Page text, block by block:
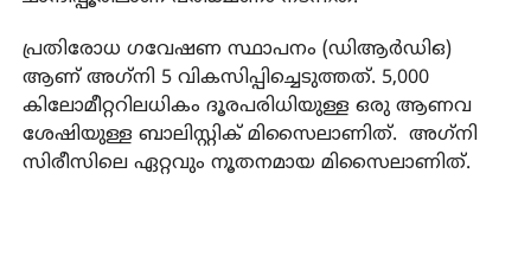
പ്രതിരോധ ഗവേഷണ സ്ഥാപനം (ഡിആര്‍ഡിഒ)
ആണ് അഗ്‌നി 5 വികസിപ്പിച്ചെടുത്തത്. 5,000
കിലോമീറ്ററിലധികം ദൂരപരിധിയുള്ള ഒരു ആണവ
ശേഷിയുള്ള ബാലിസ്റ്റിക് മിസൈലാണിത്. അഗ്‌നി
സിരീസിലെ ഏറ്റവും നൂതനമായ മിസൈലാണിത്.